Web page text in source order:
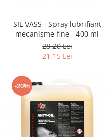
SIL VASS - Spray lubrifiant
mecanisme fine - 400 ml
28,20 Lei
21,15 Lei
-20%